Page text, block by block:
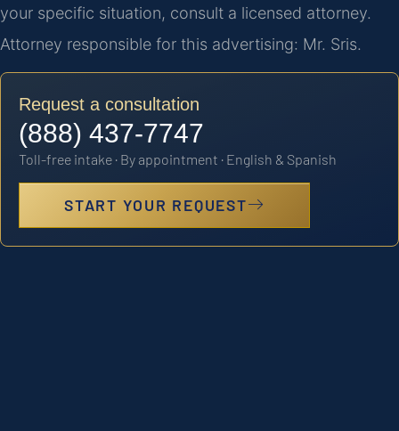
your specific situation, consult a licensed attorney.
Attorney responsible for this advertising: Mr. Sris.
Request a consultation
(888) 437-7747
Toll-free intake · By appointment · English & Spanish
START YOUR REQUEST